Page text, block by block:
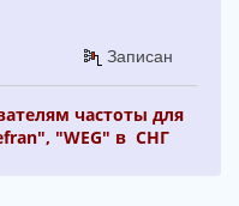
Записан
частоты для
"WEG" в СНГ